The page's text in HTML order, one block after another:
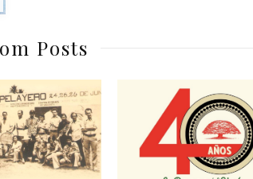
Posts